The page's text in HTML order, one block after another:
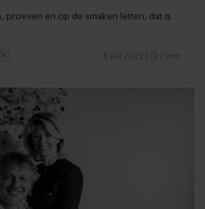
proeven en op de smaken letten, dat is
6 juli 2022 2 min